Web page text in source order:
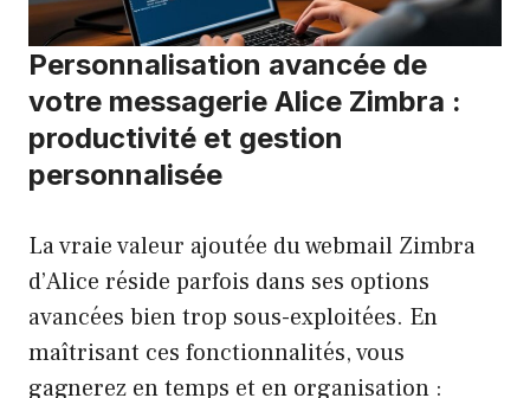
Personnalisation avancée de
votre messagerie Alice Zimbra :
productivité et gestion
personnalisée
La vraie valeur ajoutée du webmail Zimbra
d’Alice réside parfois dans ses options
avancées bien trop sous-exploitées. En
maîtrisant ces fonctionnalités, vous
gagnerez en temps et en organisation :